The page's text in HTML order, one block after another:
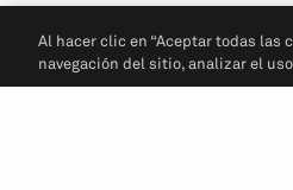
Al hacer clic en “Aceptar todas las
navegación del sitio, analizar el